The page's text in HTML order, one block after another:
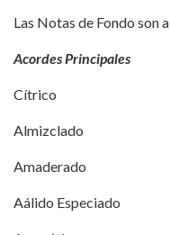
Las Notas de Fondo son
Acordes Principales
Cítrico
Almizclado
Amaderado
Aálido Especiado